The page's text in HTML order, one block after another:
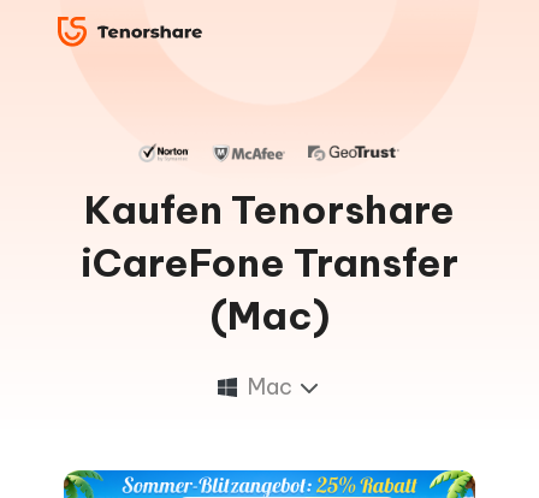
Kaufen Tenorshare
iCareFone Transfer
(Mac)
Mac